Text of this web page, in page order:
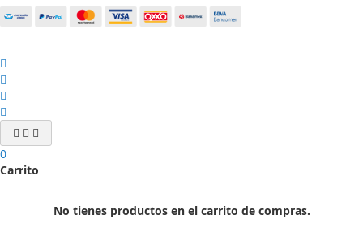
0
Carrito
No tienes productos en el carrito de compras.